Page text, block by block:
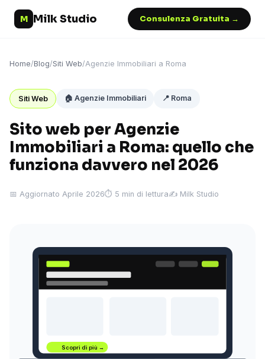
M Milk Studio Consulenza Gratuita →
Home/Blog/Siti Web/Agenzie Immobiliari a Roma
Siti Web 🏠 Agenzie Immobiliari 📍 Roma
Sito web per Agenzie
Immobiliari a Roma: quello che
funziona davvero nel 2026
📅 Aggiornato Aprile 2026⏱ 5 min di lettura✍️ Milk Studio
Scopri di più →